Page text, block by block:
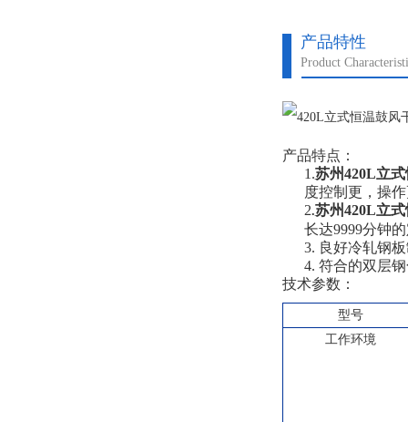
产品特性
Product
产品特点：
1.苏州420L立
度控制更，操
2.苏州420L立
长达9999分钟
3. 良好冷轧钢
4. 符合的双层
技术参数：
型号
工作环境